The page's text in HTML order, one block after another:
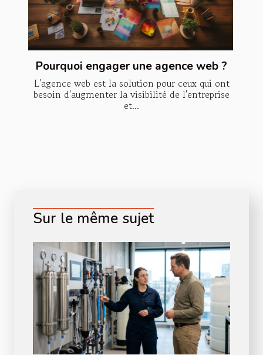
Pourquoi engager une agence web ?
L'agence web est la solution pour ceux qui ont
besoin d'augmenter la visibilité de l'entreprise
et...
Sur le même sujet